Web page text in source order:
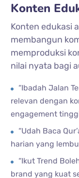
Konten
Konten edukasi
membangun
memproduksi
nilai nyata bagi
“Ibadah Jalan
relevan dengan
engagement
“Udah Baca
harian yang
“Ikut Trend
brand yang kuat